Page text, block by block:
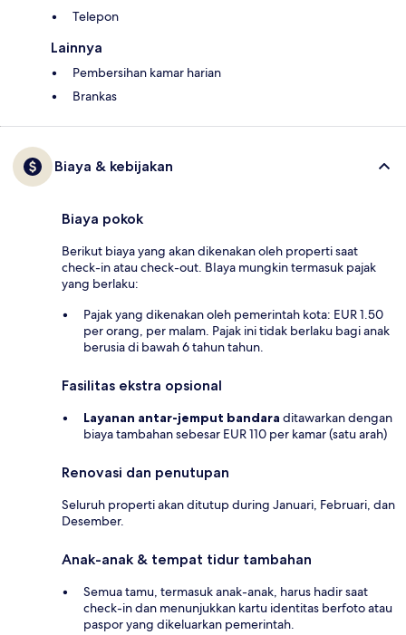
Telepon
Lainnya
Pembersihan kamar harian
Brankas
Biaya & kebijakan
Biaya pokok
Berikut biaya yang akan dikenakan oleh properti saat
check-in atau check-out. BIaya mungkin termasuk pajak
yang berlaku:
Pajak yang dikenakan oleh pemerintah kota: EUR 1.50
per orang, per malam. Pajak ini tidak berlaku bagi anak
berusia di bawah 6 tahun tahun.
Fasilitas ekstra opsional
Layanan antar-jemput bandara ditawarkan dengan
biaya tambahan sebesar EUR 110 per kamar (satu arah)
Renovasi dan penutupan
Seluruh properti akan ditutup during Januari, Februari, dan
Desember.
Anak-anak & tempat tidur tambahan
Semua tamu, termasuk anak-anak, harus hadir saat
check-in dan menunjukkan kartu identitas berfoto atau
paspor yang dikeluarkan pemerintah.